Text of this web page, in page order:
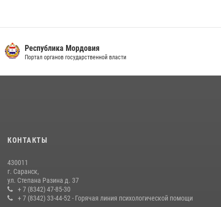
обеспечили безопасность на футбольных мероприятиях: от
регионального турнира до Суперкубка России
содействии сотрудников Росгвардии
Сотрудники Росгвардии обеспечили безопасность Всероссийского
конкурса профмастерства в Саранске
23 июля 2026, 11:54 4
Республика Мордовия
Портал органов государственной власти
КОНТАКТЫ
430011
г. Саранск,
ул. Степана Разина д. 37
+ 7 (8342) 47-85-30
+ 7 (8342) 33-44-52 - Горячая линия психологической помощи